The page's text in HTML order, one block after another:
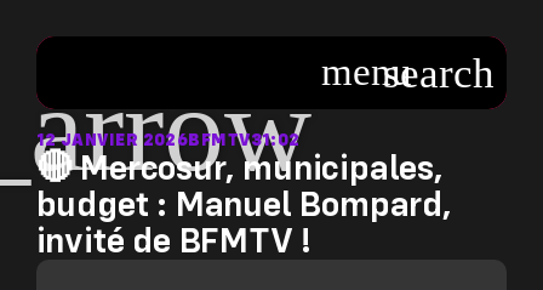
12 JANVIER 2026BFMTV31:02
🔴 Mercosur, municipales,
budget : Manuel Bompard,
invité de BFMTV !